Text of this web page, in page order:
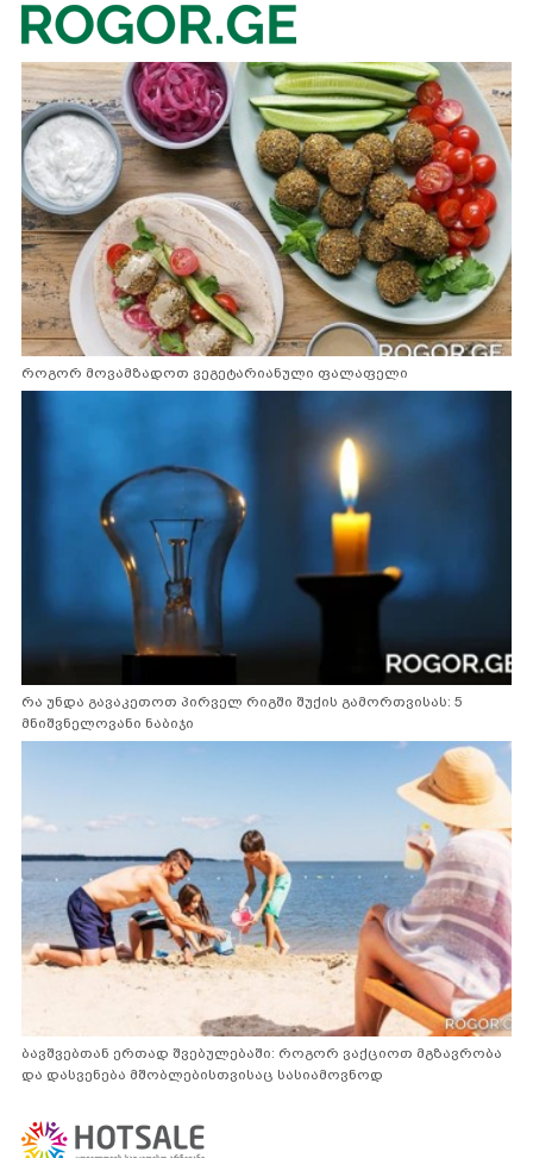
როგორ მოვამზადოთ ვეგეტარიანული ფალაფელი
რა უნდა გავაკეთოთ პირველ რიგში შუქის გამორთვისას: 5
მნიშვნელოვანი ნაბიჯი
ბავშვებთან ერთად შვებულებაში: როგორ ვაქციოთ მგზავრობა
და დასვენება მშობლებისთვისაც სასიამოვნოდ